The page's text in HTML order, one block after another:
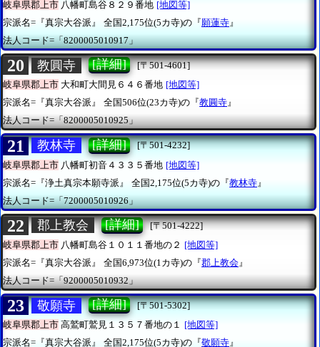
岐阜県郡上市 八幡町島谷８２９番地 [地図等]
宗派名=『真宗大谷派』
全国2,175位(5カ寺)の『 願蓮寺 』
法人コード=「8200005010917」
20 教圓寺 [詳細]
[〒501-4601]
岐阜県郡上市 大和町大間見６４６番地 [地図等]
宗派名=『真宗大谷派』
全国506位(23カ寺)の『教圓寺』
法人コード=「8200005010925」
21 教林寺 [詳細]
[〒501-4232]
岐阜県郡上市 八幡町初音４３３５番地 [地図等]
宗派名=『浄土真宗本願寺派』
全国2,175位(5カ寺)の『教林寺 』
法人コード=「7200005010926」
22 郡上教会 [詳細]
[〒501-4222]
岐阜県郡上市 八幡町島谷１０１１番地の２ [地図等]
宗派名=『真宗大谷派』
全国6,973位(1カ寺)の『郡上教会 』
法人コード=「9200005010932」
23 敬願寺 [詳細]
[〒501-5302]
岐阜県郡上市 高鷲町鷲見１３５７番地の１ [地図等]
宗派名=『真宗大谷派』
全国2,175位(5カ寺)の『敬願寺』